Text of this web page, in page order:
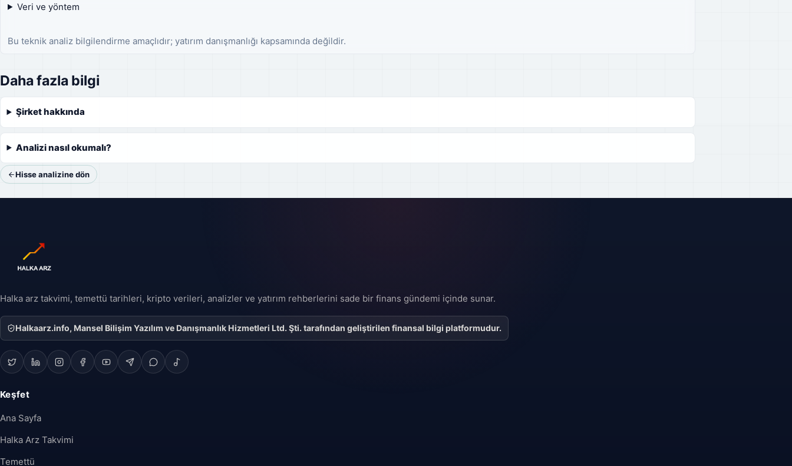
Veri ve yöntem
Bu teknik analiz bilgilendirme amaçlıdır; yatırım danışmanlığı kapsamında değildir.
Daha fazla bilgi
Şirket hakkında
Analizi nasıl okumalı?
Hisse analizine dön
Halka arz takvimi, temettü tarihleri, kripto verileri, analizler ve yatırım rehberlerini sade bir finans gündemi içinde sunar.
Halkaarz.info, Mansel Bilişim Yazılım ve Danışmanlık Hizmetleri Ltd. Şti. tarafından geliştirilen finansal bilgi platformudur.
Keşfet
Ana Sayfa
Halka Arz Takvimi
Temettü